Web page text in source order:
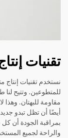
تقنيات
نستخدم تقنيات
للمتطوعين. وتتيح لنا
مقاومة للبهتان.
أيضًا أن تظل تبدو
بمراقبة الجودة أن
والراحة لجميع